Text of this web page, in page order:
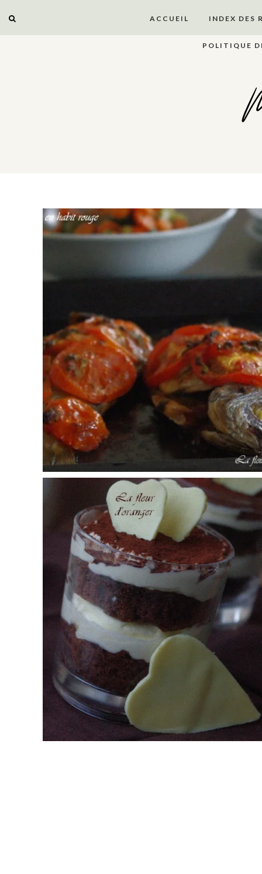
ACCUEIL INDEX DES
POLITIQUE